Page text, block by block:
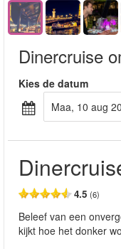
Dinercruise
Kies de datum
maa, 10 aug
4.5 (6)
Beleef van een
kijkt hoe het donker